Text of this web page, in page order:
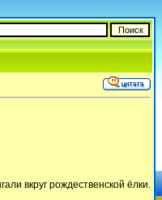
вкруг рождественской ёлки.